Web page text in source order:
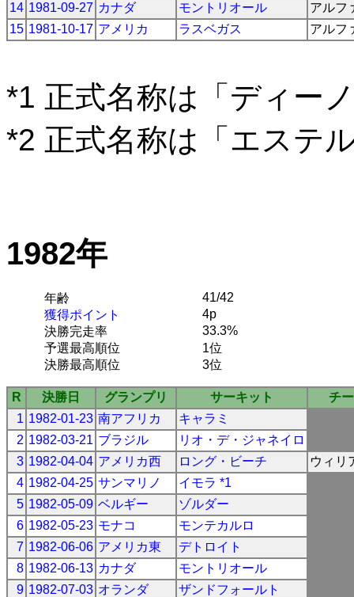
14 1981-09-27 カナダ モントリオール
アルフ
15 1981-10-17 アメリカ ラスベガス アルフ
*1 正式名称は「ディー
*2 正式名称は「エステ
1982年
年齢
41/42
獲得ポイント
4p
決勝完走率
33.3%
予選最高順位
1位
決勝最高順位
3位
R 決勝日 グランプリ サーキット
チ
1 1982-01-23 南アフリカ
キャラミ
2 1982-03-21 ブラジル
リオ・デ・ジャネイロ
3 1982-04-04 アメリカ西 ロング・ビーチ
ウィリ
4 1982-04-25 サンマリノ
イモラ *1
5 1982-05-09 ベルギー
ゾルダー
6 1982-05-23 モナコ
モンテカルロ
7 1982-06-06 アメリカ東
デトロイト
8 1982-06-13 カナダ
モントリオール
9 1982-07-03 オランダ
ザンドフォールト